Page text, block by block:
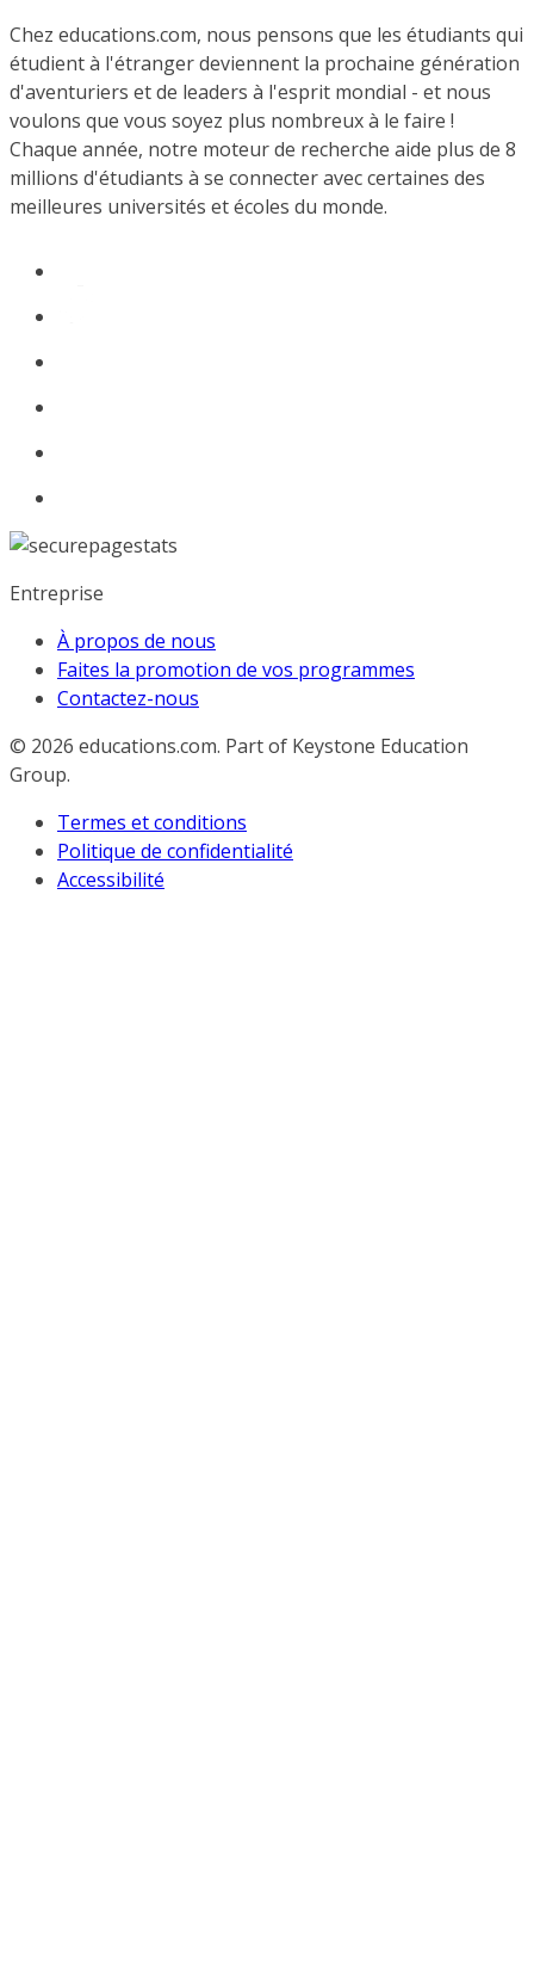
Chez educations.com, nous pensons que les étudiants qui
étudient à l'étranger deviennent la prochaine génération
d'aventuriers et de leaders à l'esprit mondial - et nous
voulons que vous soyez plus nombreux à le faire !
Chaque année, notre moteur de recherche aide plus de 8
millions d'étudiants à se connecter avec certaines des
meilleures universités et écoles du monde.
Entreprise
À propos de nous
Faites la promotion de vos programmes
Contactez-nous
© 2026 educations.com. Part of Keystone Education
Group.
Termes et conditions
Politique de confidentialité
Accessibilité